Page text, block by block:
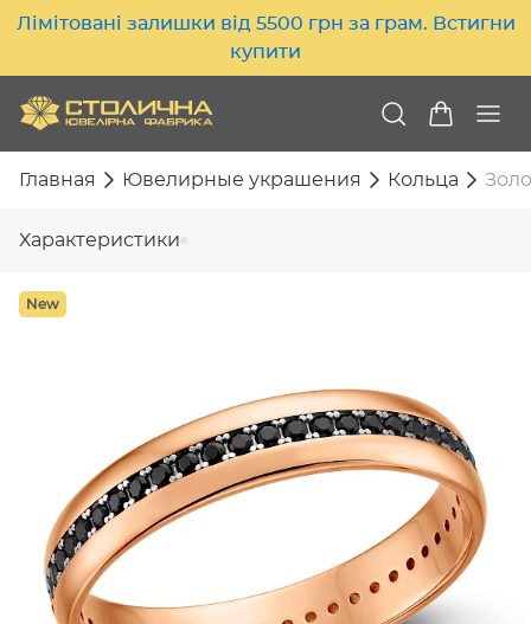
Лімітовані залишки від 5500 грн за грам. Встигни
купити
Главная Ювелирные украшения Кольца
Характеристики
New